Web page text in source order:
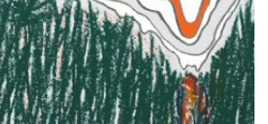
TWEET LINE EMAIL